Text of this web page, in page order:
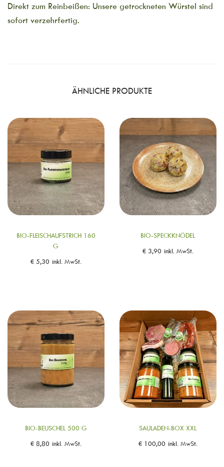
Direkt zum Reinbeißen: Unsere getrockneten Würstel sind
sofort verzehrfertig.
ÄHNLICHE PRODUKTE
BIO-FLEISCHAUFSTRICH 160
G
€5,30 inkl. MwSt.
BIO-SPECKKNÖDEL
€3,90 inkl. MwSt.
BIO-BEUSCHEL 500 G
€8,80 inkl. MwSt.
SAULADEN-BOX XXL
€100,00 inkl. MwSt.